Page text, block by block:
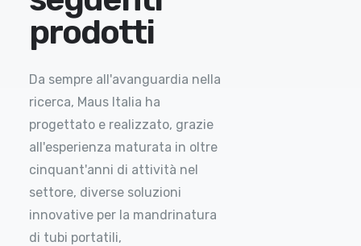
prodotti
Da sempre all'avanguardia nella
ricerca, Maus Italia ha
progettato e realizzato, grazie
all'esperienza maturata in oltre
cinquant'anni di attività nel
settore, diverse soluzioni
innovative per la mandrinatura
di tubi portatili,